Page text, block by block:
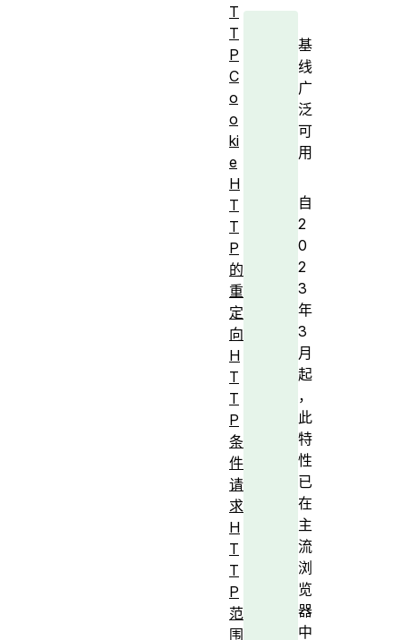
基
线
广
泛
可
用
自
2
0
2
3
年
3
月
起
，
此
特
性
已
在
主
流
浏
览
器
中
T
T
P
C
o
o
ki
e
H
T
T
P
的
重
定
向
H
T
T
P
条
件
请
求
H
T
T
P
范
围